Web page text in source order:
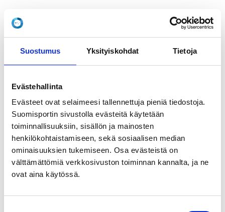
Suostumus Yksityiskohdat Tietoja
Evästehallinta
Evästeet ovat selaimeesi tallennettuja pieniä tiedostoja.
Suomisportin sivustolla evästeitä käytetään
toiminnallisuuksiin, sisällön ja mainosten
henkilökohtaistamiseen, sekä sosiaalisen median
ominaisuuksien tukemiseen. Osa evästeistä on
välttämättömiä verkkosivuston toiminnan kannalta, ja ne
ovat aina käytössä.
Helsinki
REGISTRATION PERIOD
Mo 4.5.2026 at 11:00 - Tu 23.6.2026 at 23:59
ADDITIONAL INFORMATION
Karoliina Ketola
karoliina.ketola@olympiakomitea.fi
Olympiakomitea kokoaa perinteiseen tapaan urheilun
oman joukkueen Helsinki Pride -kulkueeseen.
Starttaamme Senaatintorilta kohti Kaivopuistoa noin
klo 14. Ennen kulkuetta on mahdollisuus osallistua